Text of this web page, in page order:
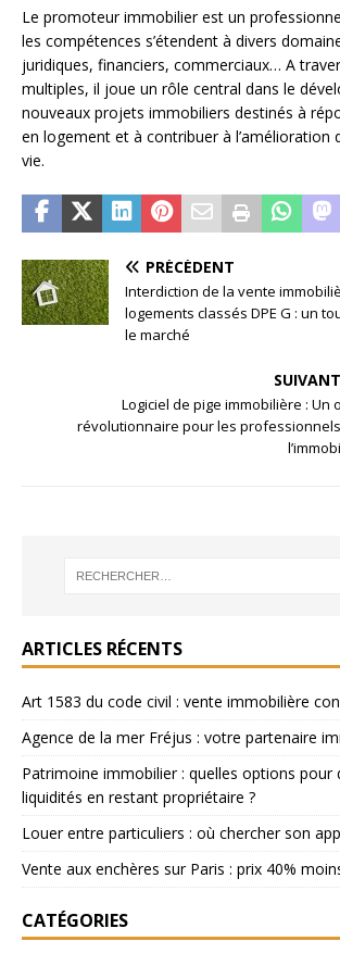
Le promoteur immobilier est un
les compétences s’étendent à divers
juridiques, financiers, commerciaux… A
multiples, il joue un rôle central dans le
nouveaux projets immobiliers destinés à
en logement et à contribuer à l’amélioration
vie.
PRÉCÉDENT
Interdiction de la vente
logements classés DPE G : un
le marché
SUIVANT
Logiciel de pige immobilière : Un
révolutionnaire pour les
ARTICLES RÉCENTS
Art 1583 du code civil : vente immobilière
Agence de la mer Fréjus : votre partenaire
Patrimoine immobilier : quelles options pour
liquidités en restant propriétaire ?
Louer entre particuliers : où chercher son
Vente aux enchères sur Paris : prix 40%
CATÉGORIES